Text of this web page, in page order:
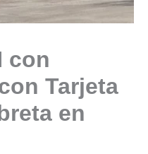
con
Tarjeta
en